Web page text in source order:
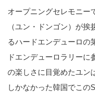
オープニングセレモニー
（ユン・ドンゴン）が
るハードエンデューロの
ドエンデューロラリーに
の楽しさに目覚めたユン
しかなかった韓国でこの